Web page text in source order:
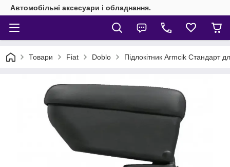
Автомобільні аксесуари і обладнання.
Товари Fiat Doblo Підлокітник Armcik Стандарт